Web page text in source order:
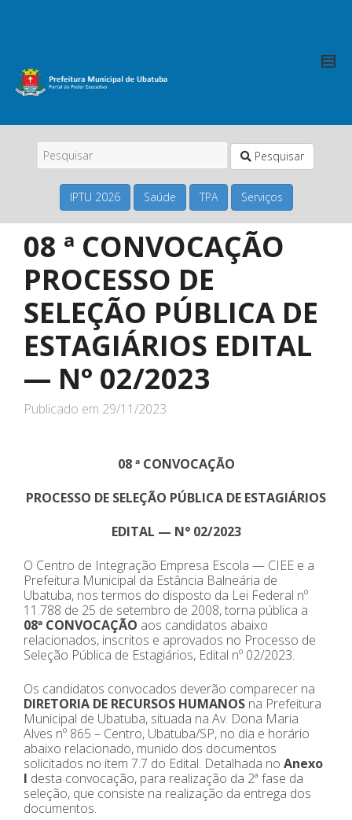
Pesquisar
IPTU 2026 Saúde TPA Serviços
08 ª CONVOCAÇÃO
PROCESSO DE
SELEÇÃO PÚBLICA DE
ESTAGIÁRIOS EDITAL
— N° 02/2023
Publicado em 29/11/2023
08 ª CONVOCAÇÃO
PROCESSO DE SELEÇÃO PÚBLICA DE ESTAGIÁRIOS
EDITAL — N° 02/2023
O Centro de Integração Empresa Escola — CIEE e a
Prefeitura Municipal da Estância Balneária de
Ubatuba, nos termos do disposto da Lei Federal nº
11.788 de 25 de setembro de 2008, torna pública a
08ª CONVOCAÇÃO aos candidatos abaixo
relacionados, inscritos e aprovados no Processo de
Seleção Pública de Estagiários, Edital nº 02/2023.
Os candidatos convocados deverão comparecer na
DIRETORIA DE RECURSOS HUMANOS na Prefeitura
Municipal de Ubatuba, situada na Av. Dona Maria
Alves nº 865 – Centro, Ubatuba/SP, no dia e horário
abaixo relacionado, munido dos documentos
solicitados no item 7.7 do Edital. Detalhada no Anexo
I desta convocação, para realização da 2ª fase da
seleção, que consiste na realização da entrega dos
documentos.